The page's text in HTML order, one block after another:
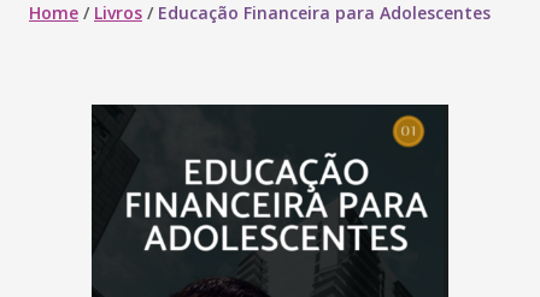
Home / Livros / Educação Financeira para Adolescentes